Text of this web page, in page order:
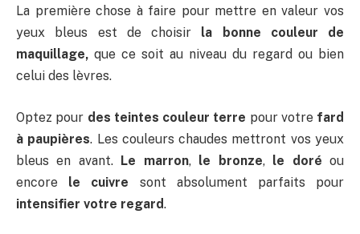
La première chose à faire pour mettre en valeur vos
yeux bleus est de choisir la bonne couleur de
maquillage, que ce soit au niveau du regard ou bien
celui des lèvres.
Optez pour des teintes couleur terre pour votre fard
à paupières. Les couleurs chaudes mettront vos yeux
bleus en avant.Le marron, le bronze, le doré ou
encore le cuivre sont absolument parfaits pour
intensifier votre regard.